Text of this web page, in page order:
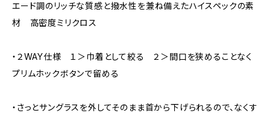
エード調のリッチな質感と撥水性を兼ね備えたハイスペックの素
材 高密度ミリクロス
・２WAY仕様 １＞巾着として絞る ２＞間口を狭めることなく
プリムホックボタンで留める
・さっとサングラスを外してそのまま首から下げられるので、なくす